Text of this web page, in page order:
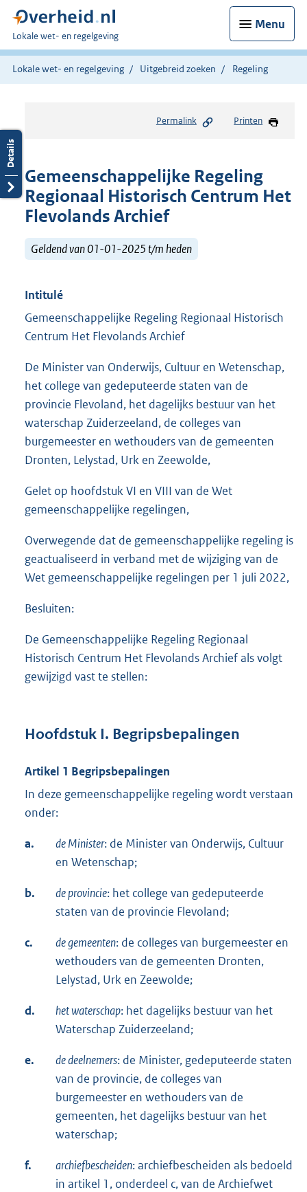
Menu
U
bent
hier:
Lokale wet- en regelgeving
Lokale wet- en regelgeving Uitgebreid zoeken Regeling
Permalink Printen
Gemeenschappelijke Regeling
Regionaal Historisch Centrum Het
Flevolands Archief
Geldend van 01-01-2025 t/m heden
Intitulé
Gemeenschappelijke Regeling Regionaal Historisch
Centrum Het Flevolands Archief
De Minister van Onderwijs, Cultuur en Wetenschap,
het college van gedeputeerde staten van de
provincie Flevoland, het dagelijks bestuur van het
waterschap Zuiderzeeland, de colleges van
burgemeester en wethouders van de gemeenten
Dronten, Lelystad, Urk en Zeewolde,
Gelet op hoofdstuk VI en VIII van de Wet
gemeenschappelijke regelingen,
Overwegende dat de gemeenschappelijke regeling is
geactualiseerd in verband met de wijziging van de
Wet gemeenschappelijke regelingen per 1 juli 2022,
Besluiten:
De Gemeenschappelijke Regeling Regionaal
Historisch Centrum Het Flevolands Archief als volgt
gewijzigd vast te stellen:
Hoofdstuk I. Begripsbepalingen
Artikel 1 Begripsbepalingen
In deze gemeenschappelijke regeling wordt verstaan
onder:
a. de Minister: de Minister van Onderwijs, Cultuur
en Wetenschap;
b. de provincie: het college van gedeputeerde
staten van de provincie Flevoland;
c. de gemeenten: de colleges van burgemeester en
wethouders van de gemeenten Dronten,
Lelystad, Urk en Zeewolde;
d. het waterschap: het dagelijks bestuur van het
Waterschap Zuiderzeeland;
e. de deelnemers: de Minister, gedeputeerde staten
van de provincie, de colleges van
burgemeester en wethouders van de
gemeenten, het dagelijks bestuur van het
waterschap;
f. archiefbescheiden: archiefbescheiden als bedoeld
in artikel 1, onderdeel c, van de Archiefwet